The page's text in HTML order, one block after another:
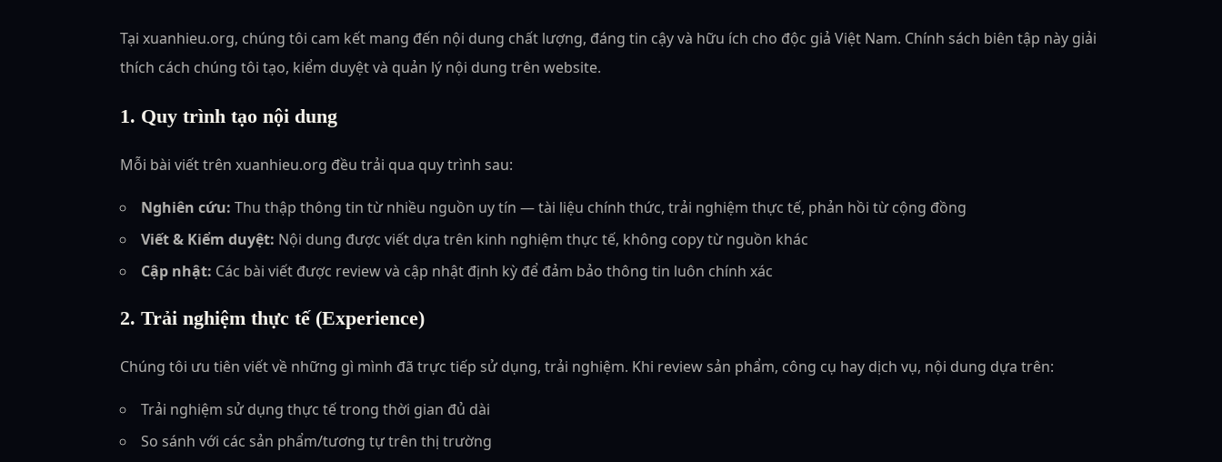
Tại xuanhieu.org, chúng tôi cam kết mang đến nội dung chất lượng, đáng tin cậy và hữu ích cho độc giả Việt Nam. Chính sách biên tập này giải
thích cách chúng tôi tạo, kiểm duyệt và quản lý nội dung trên website.
1. Quy trình tạo nội dung
Mỗi bài viết trên xuanhieu.org đều trải qua quy trình sau:
Nghiên cứu: Thu thập thông tin từ nhiều nguồn uy tín — tài liệu chính thức, trải nghiệm thực tế, phản hồi từ cộng đồng
Viết & Kiểm duyệt: Nội dung được viết dựa trên kinh nghiệm thực tế, không copy từ nguồn khác
Cập nhật: Các bài viết được review và cập nhật định kỳ để đảm bảo thông tin luôn chính xác
2. Trải nghiệm thực tế (Experience)
Chúng tôi ưu tiên viết về những gì mình đã trực tiếp sử dụng, trải nghiệm. Khi review sản phẩm, công cụ hay dịch vụ, nội dung dựa trên:
Trải nghiệm sử dụng thực tế trong thời gian đủ dài
So sánh với các sản phẩm/tương tự trên thị trường